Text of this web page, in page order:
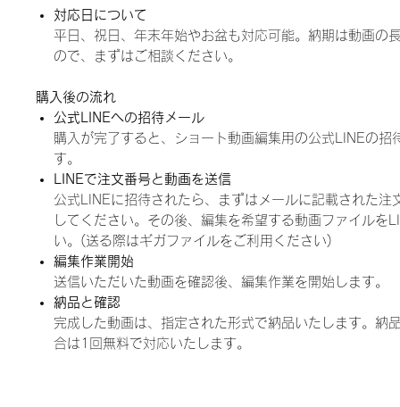
対応日について
平日、祝日、年末年始やお盆も対応可能。納期は動画の
ので、まずはご相談ください。
購入後の流れ
公式LINEへの招待メール
購入が完了すると、ショート動画編集用の公式LINEの招
す。
LINEで注文番号と動画を送信
公式LINEに招待されたら、まずはメールに記載された注
してください。その後、編集を希望する動画ファイルを
い。(送る際はギガファイルをご利用ください)
編集作業開始
送信いただいた動画を確認後、編集作業を開始します。
納品と確認
完成した動画は、指定された形式で納品いたします。納
合は1回無料で対応いたします。